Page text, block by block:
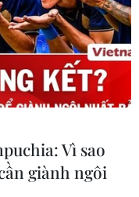
Vì sao
giành ngôi